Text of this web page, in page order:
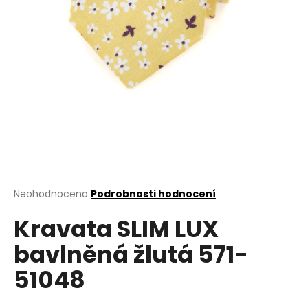
Průměrné
produktu
je
0,0
5
hvězdiček.
Neohodnoceno Podrobnosti hodnocení
Kravata SLIM LUX
bavlněná žlutá 571-
51048
D
o
p
o
r